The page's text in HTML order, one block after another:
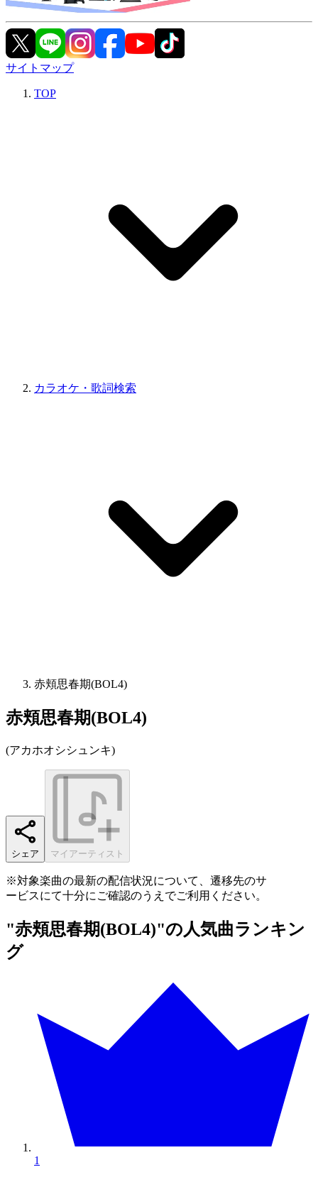
サイトマップ
TOP
カラオケ・歌詞検索
赤頬思春期(BOL4)
赤頬思春期(BOL4)
(アカホオシシュンキ)
シェア マイアーティスト
※対象楽曲の最新の配信状況について、遷移先のサ
ービスにて十分にご確認のうえでご利用ください。
"赤頬思春期(BOL4)"の人気曲ランキン
グ
1